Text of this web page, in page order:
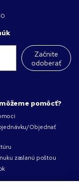
Začnite
odoberať
pomôcť?
Objednať
zaslanú poštou